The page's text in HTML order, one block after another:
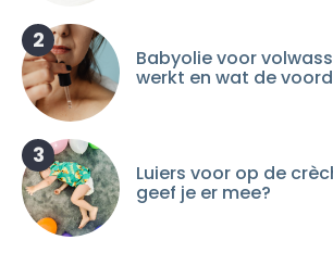
2
Babyolie voor
werkt en wat de
3
Luiers voor op de
geef je er mee?